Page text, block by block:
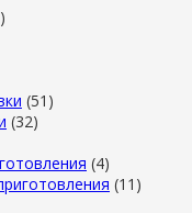
(51)
(32)
(4)
(11)